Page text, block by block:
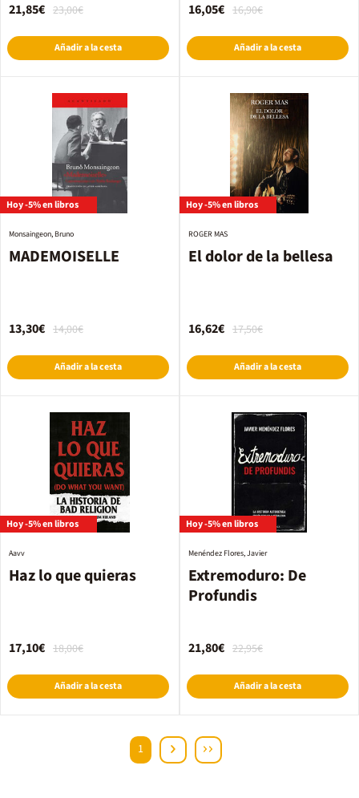
23,00€
21,85€
Añadir a la cesta
16,90€
16,05€
Añadir a la cesta
Hoy -5% en libros
MADEMOISELLE
Monsaingeon, Bruno
14,00€
13,30€
Añadir a la cesta
Hoy -5% en libros
El dolor de la bellesa
ROGER MAS
17,50€
16,62€
Añadir a la cesta
Hoy -5% en libros
Haz lo que quieras
Aavv
18,00€
17,10€
Añadir a la cesta
Hoy -5% en libros
Extremoduro: De
Profundis
Menéndez Flores, Javier
22,95€
21,80€
Añadir a la cesta
1